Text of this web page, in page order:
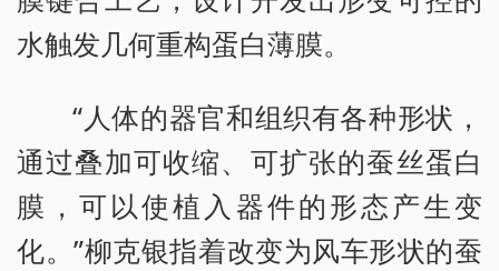
水触发几何重构蛋白薄膜。
“人体的器官和组织有各种形状，
通过叠加可收缩、可扩张的蚕丝蛋白
膜，可以使植入器件的形态产生变
化。”柳克银指着改变为风车形状的蚕